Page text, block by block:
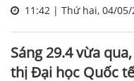
11:42 | Thứ hai, 04/05/
Sáng 29.4 vừa
thị Đại học Quốc